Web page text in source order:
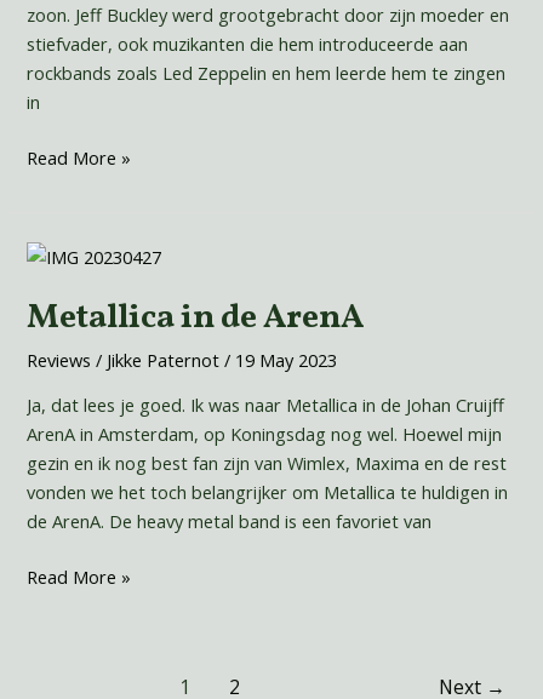
zoon. Jeff Buckley werd grootgebracht door zijn moeder en
stiefvader, ook muzikanten die hem introduceerde aan
rockbands zoals Led Zeppelin en hem leerde hem te zingen
in
Read More »
Metallica in de ArenA
Reviews / Jikke Paternot/ 19 May 2023
Ja, dat lees je goed. Ik was naar Metallica in de Johan Cruijff
ArenA in Amsterdam, op Koningsdag nog wel. Hoewel mijn
gezin en ik nog best fan zijn van Wimlex, Maxima en de rest
vonden we het toch belangrijker om Metallica te huldigen in
de ArenA. De heavy metal band is een favoriet van
Metallica
de
Read More »
1 2 Next →